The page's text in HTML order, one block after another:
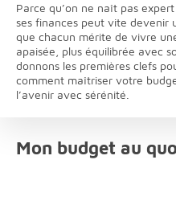
Parce qu’on ne naît pas
ses finances peut vite devenir
que chacun mérite de vivre
apaisée, plus équilibrée avec
donnons les premières clefs
comment maîtriser votre
l’avenir avec sérénité.
Mon budget au